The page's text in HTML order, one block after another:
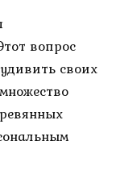
вопрос
своих